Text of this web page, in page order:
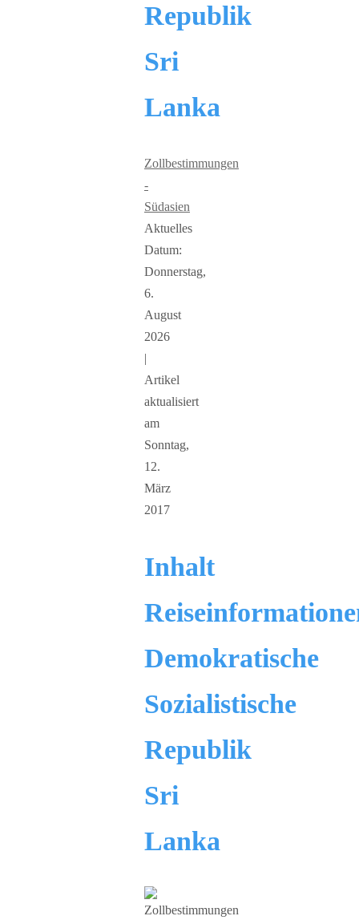
Republik
Sri
Lanka
Zollbestimmungen
-
Südasien
Aktuelles
Datum:
Donnerstag,
6.
August
2026
|
Artikel
aktualisiert
am
Sonntag,
12.
März
2017
Inhalt
Demokratische
Sozialistische
Republik
Sri
Lanka